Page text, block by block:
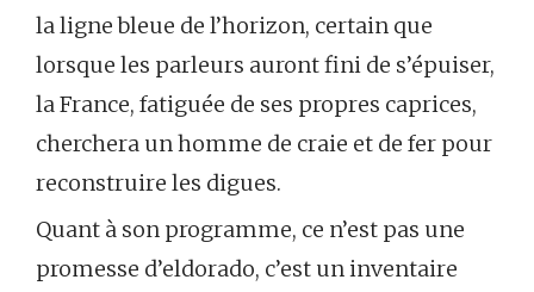
la ligne bleue de l’horizon, certain que
lorsque les parleurs auront fini de s’épuiser,
la France, fatiguée de ses propres caprices,
cherchera un homme de craie et de fer pour
reconstruire les digues.
Quant à son programme, ce n’est pas une
promesse d’eldorado, c’est un inventaire